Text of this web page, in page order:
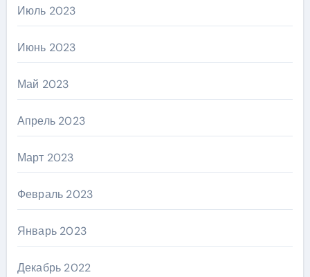
Июль 2023
Июнь 2023
Май 2023
Апрель 2023
Март 2023
Февраль 2023
Январь 2023
Декабрь 2022